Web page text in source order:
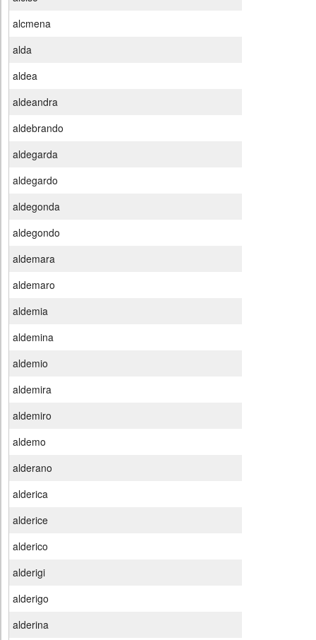
alcmena
alda
aldea
aldeandra
aldebrando
aldegarda
aldegardo
aldegonda
aldegondo
aldemara
aldemaro
aldemia
aldemina
aldemio
aldemira
aldemiro
aldemo
alderano
alderica
alderice
alderico
alderigi
alderigo
alderina